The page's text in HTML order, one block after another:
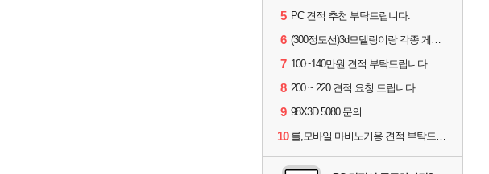
5 PC 견적 추천 부탁드립니다.
6 (300정도선)3d모델링이랑 각종 게임을 하는데 견적부탁드립니다!300정도선
7 100~140만원 견적 부탁드립니다
8 200 ~ 220 견적 요청 드립니다.
9 98X3D 5080 문의
10 롤,모바일 마비노기용 견적 부탁드립니다(예산150으로 수정)